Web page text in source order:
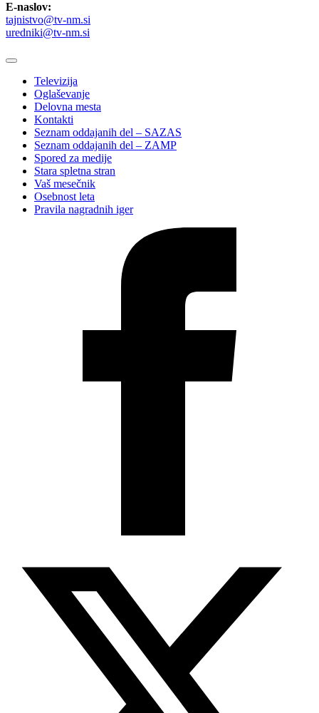
E-naslov:
tajnistvo@tv-nm.si
uredniki@tv-nm.si
Televizija
Oglaševanje
Delovna mesta
Kontakti
Seznam oddajanih del – SAZAS
Seznam oddajanih del – ZAMP
Spored za medije
Stara spletna stran
Vaš mesečnik
Osebnost leta
Pravila nagradnih iger